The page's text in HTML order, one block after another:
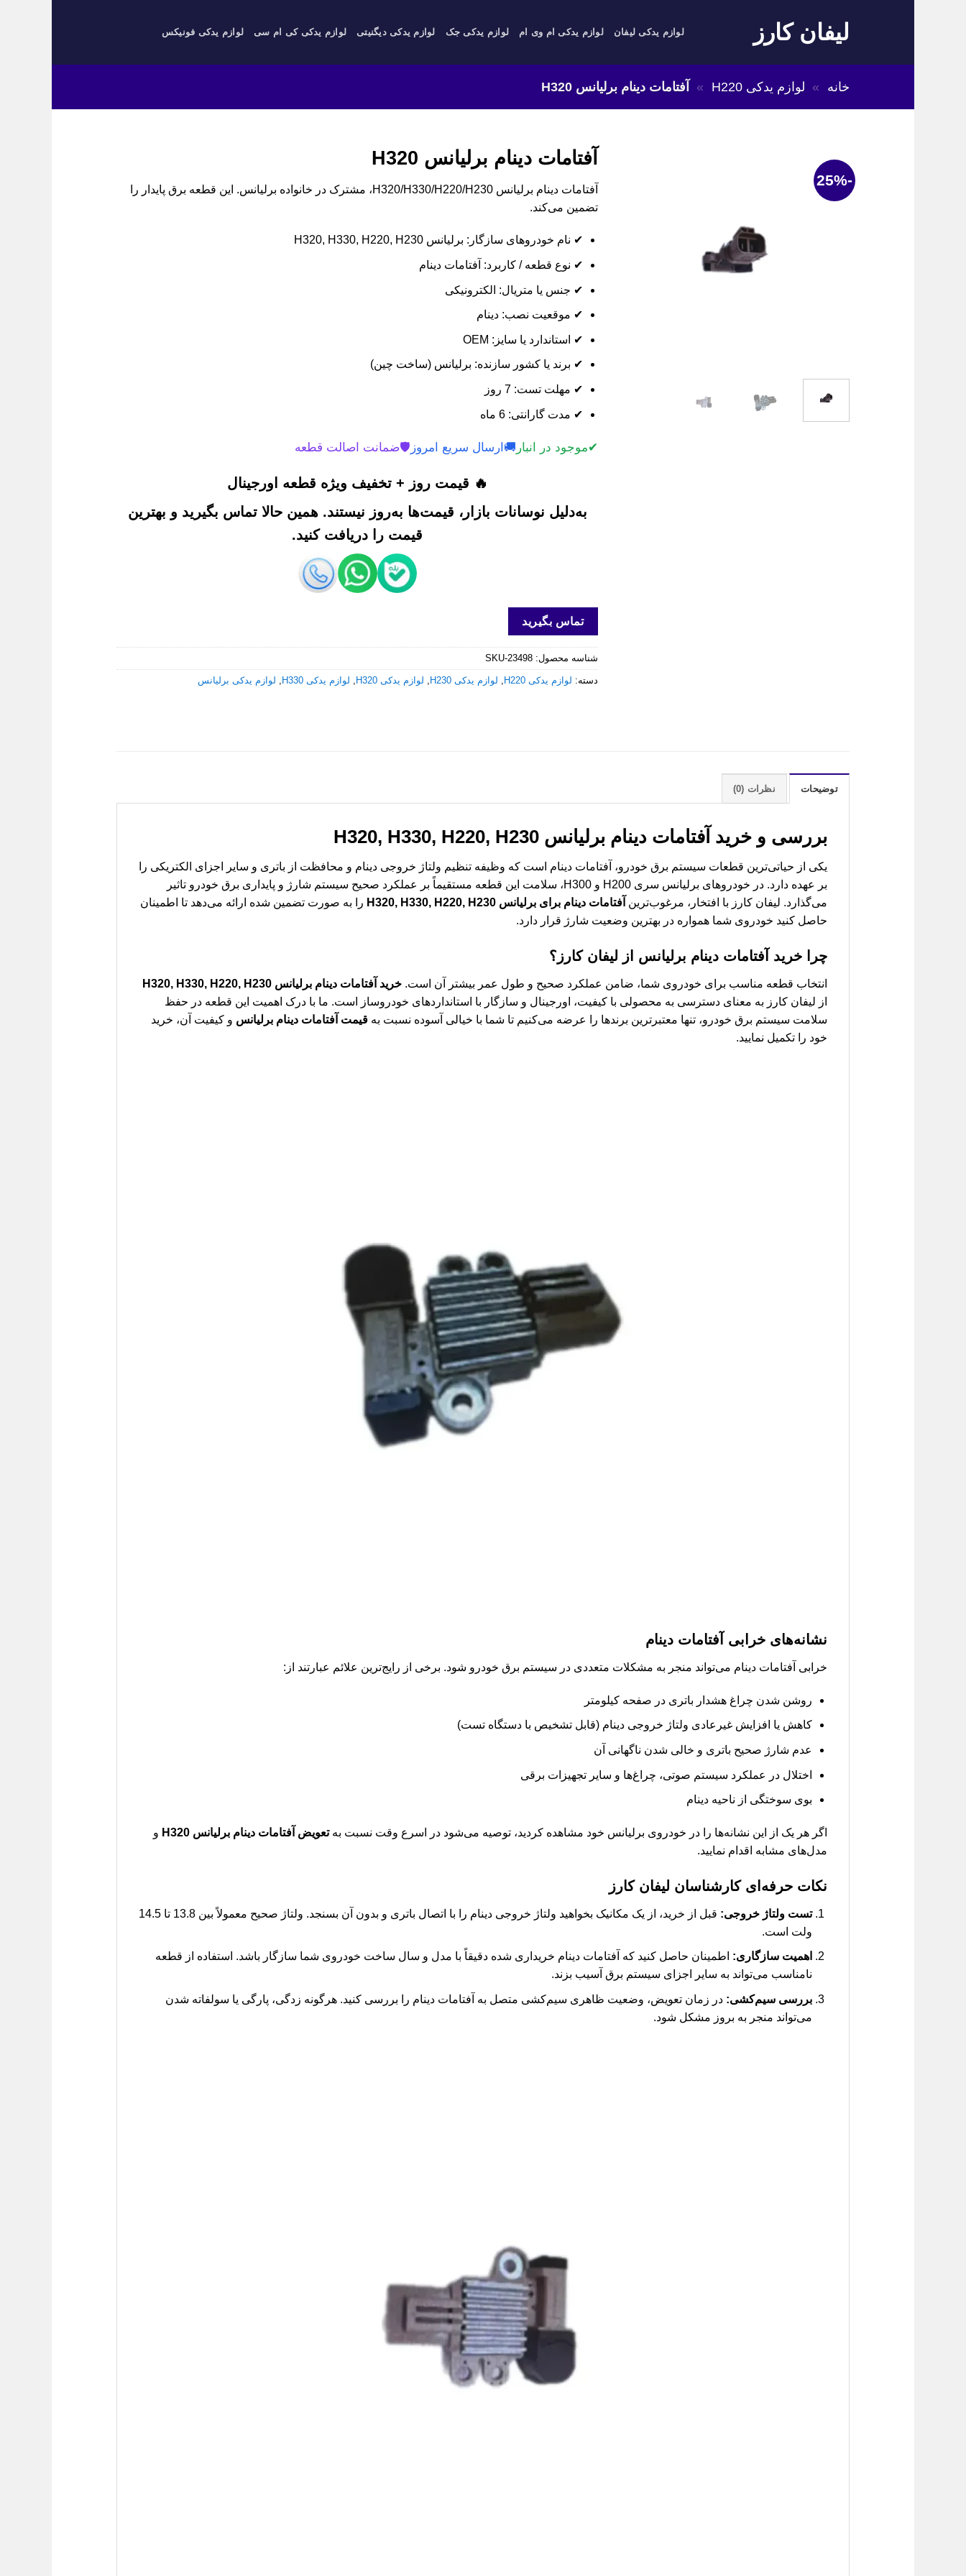
لیفان کارز لوازم یدکی لیفان لوازم یدکی ام وی ام لوازم یدکی جک لوازم یدکی دیگنیتی لوازم یدکی کی ام سی لوازم یدکی فونیکس
خانه » لوازم یدکی H220 » آفتامات دینام برلیانس H320
-25%
آفتامات دینام برلیانس H320
آفتامات دینام برلیانس H320/H330/H220/H230، مشترک در خانواده برلیانس. این قطعه برق پایدار را
تضمین می‌کند.
✔ نام خودروهای سازگار: برلیانس H320, H330, H220, H230
✔ نوع قطعه / کاربرد: آفتامات دینام
✔ جنس یا متریال: الکترونیکی
✔ موقعیت نصب: دینام
✔ استاندارد یا سایز: OEM
✔ برند یا کشور سازنده: برلیانس (ساخت چین)
✔ مهلت تست: 7 روز
✔ مدت گارانتی: 6 ماه
✔موجود در انبار 🚚 ارسال سریع امروز 🛡️ضمانت اصالت قطعه
🔥 قیمت روز + تخفیف ویژه قطعه اورجینال
به‌دلیل نوسانات بازار، قیمت‌ها به‌روز نیستند. همین حالا تماس بگیرید و بهترین
قیمت را دریافت کنید.
تماس بگیرید
شناسه محصول: SKU-23498
دسته: لوازم یدکی H220 لوازم یدکی H230 لوازم یدکی H320 لوازم یدکی H330 لوازم یدکی برلیانس
توضیحات نظرات (0)
بررسی و خرید آفتامات دینام برلیانس H320, H330, H220, H230
یکی از حیاتی‌ترین قطعات سیستم برق خودرو، آفتامات دینام است که وظیفه تنظیم ولتاژ خروجی دینام و محافظت از باتری و سایر اجزای الکتریکی را
بر عهده دارد. در خودروهای برلیانس سری H200 و H300، سلامت این قطعه مستقیماً بر عملکرد صحیح سیستم شارژ و پایداری برق خودرو تاثیر
می‌گذارد. لیفان کارز با افتخار، مرغوب‌ترین آفتامات دینام برای برلیانس H320, H330, H220, H230
را به صورت تضمین شده ارائه می‌دهد تا اطمینان
حاصل کنید خودروی شما همواره در بهترین وضعیت شارژ قرار دارد.
چرا خرید آفتامات دینام برلیانس از لیفان کارز؟
انتخاب قطعه مناسب برای خودروی شما، ضامن عملکرد صحیح و طول عمر بیشتر آن است. خرید آفتامات دینام برلیانس H320, H330, H220, H230
از لیفان کارز به معنای دسترسی به محصولی با کیفیت، اورجینال و سازگار با استانداردهای خودروساز است. ما با درک اهمیت این قطعه در حفظ
سلامت سیستم برق خودرو، تنها معتبرترین برندها را عرضه می‌کنیم تا شما با خیالی آسوده نسبت به قیمت آفتامات دینام برلیانس و کیفیت آن، خرید
خود را تکمیل نمایید.
نشانه‌های خرابی آفتامات دینام
خرابی آفتامات دینام می‌تواند منجر به مشکلات متعددی در سیستم برق خودرو شود. برخی از رایج‌ترین علائم عبارتند از:
روشن شدن چراغ هشدار باتری در صفحه کیلومتر
کاهش یا افزایش غیرعادی ولتاژ خروجی دینام (قابل تشخیص با دستگاه تست)
عدم شارژ صحیح باتری و خالی شدن ناگهانی آن
اختلال در عملکرد سیستم صوتی، چراغ‌ها و سایر تجهیزات برقی
بوی سوختگی از ناحیه دینام
اگر هر یک از این نشانه‌ها را در خودروی برلیانس خود مشاهده کردید، توصیه می‌شود در اسرع وقت نسبت بهتعویض آفتامات دینام برلیانس H320
و
مدل‌های مشابه اقدام نمایید.
نکات حرفه‌ای کارشناسان لیفان کارز
تست ولتاژ خروجی:
قبل از خرید، از یک مکانیک بخواهید ولتاژ خروجی دینام را با اتصال باتری و بدون آن بسنجد. ولتاژ صحیح معمولاً بین 13.8 تا 14.5
ولت است.
اهمیت سازگاری: اطمینان حاصل کنید که آفتامات دینام خریداری شده دقیقاً با مدل و سال ساخت خودروی شما سازگار باشد. استفاده از قطعه
نامناسب می‌تواند به سایر اجزای سیستم برق آسیب بزند.
بررسی سیم‌کشی: در زمان تعویض، وضعیت ظاهری سیم‌کشی متصل به آفتامات دینام را بررسی کنید. هرگونه زدگی، پارگی یا سولفاته شدن
می‌تواند منجر به بروز مشکل شود.